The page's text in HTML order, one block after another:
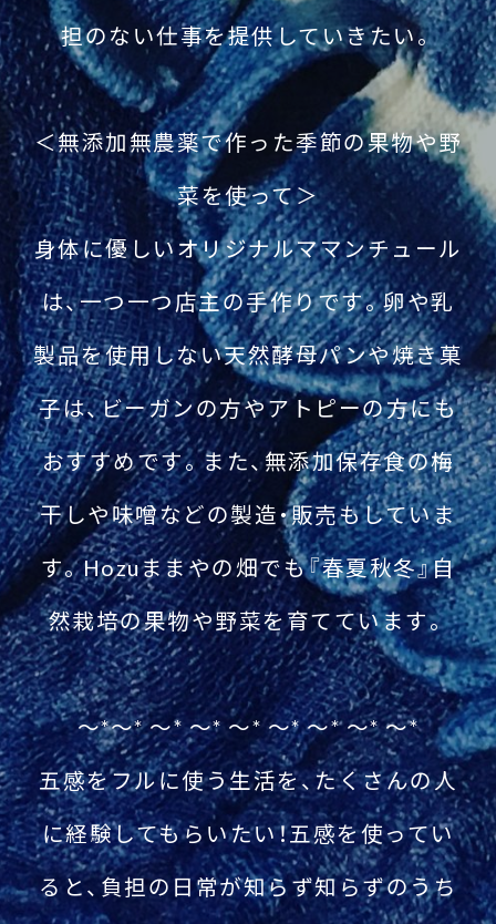
担のない仕事を提供していきたい。
＜無添加無農薬で作った季節の果物や野
菜を使って＞
身体に優しいオリジナルママンチュール
は、一つ一つ店主の手作りです。卵や乳
製品を使用しない天然酵母パンや焼き菓
子は、ビーガンの方やアトピーの方にも
おすすめです。また、無添加保存食の梅
干しや味噌などの製造・販売もしていま
す。Hozuままやの畑でも『春夏秋冬』自
然栽培の果物や野菜を育てています。
～*～* ～* ～* ～* ～* ～* ～* ～*
五感をフルに使う生活を、たくさんの人
に経験してもらいたい！五感を使ってい
ると、負担の日常が知らず知らずのうち